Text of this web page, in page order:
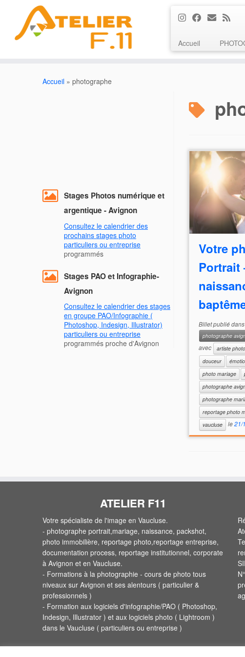
Accueil
Accueil » photographe
Stages Photos numérique et
argentique - Avignon
Consultez le calendrier des
prochains stages photo
particuliers ou entreprise
programmés
Stages PAO et Infographie-
Avignon
Consultez le calendrier des stages
en groupe PAO/Infographie (
Photoshop, Indesign, Illustrator)
particuliers ou entreprise
programmés proche d'Avignon
Votre
Portrait
Billet publié dans
photographe
avec
artiste
douceur
photo mariage
photographe
photographe
reportage photo
vaucluse
le21/
ATELIER F11
Votre spécialiste de l'image en Vaucluse.
- photographe portrait,mariage, naissance, packshot,
photo immobilière, reportage photo,reportage entreprise,
documentation process, reportage institutionnel, corporate
à Avignon et en Vaucluse.
- Formations à la photographie - cours de photo tous
niveaux sur Avignon et ses alentours ( particulier &
professionnels )
- Formation aux logiciels d'infographie/PAO ( Photoshop,
Indesign, Illustrator ) et aux logiciels photo ( Lightroom )
dans le Vaucluse ( particuliers ou entreprise )